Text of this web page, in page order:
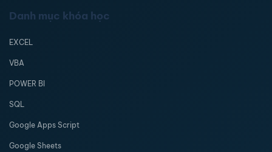
Danh mục khóa học
EXCEL
VBA
POWER BI
SQL
Google Apps Script
Google Sheets